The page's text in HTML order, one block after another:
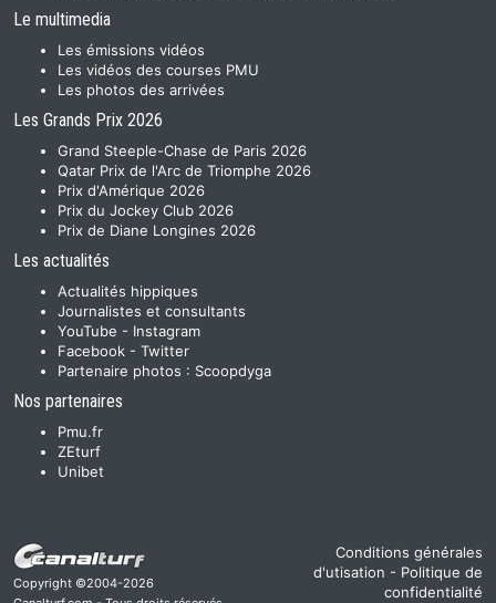
Le multimedia
Les émissions vidéos
Les vidéos des courses PMU
Les photos des arrivées
Les Grands Prix 2026
Grand Steeple-Chase de Paris 2026
Qatar Prix de l'Arc de Triomphe 2026
Prix d'Amérique 2026
Prix du Jockey Club 2026
Prix de Diane Longines 2026
Les actualités
Actualités hippiques
Journalistes et consultants
YouTube - Instagram
Facebook - Twitter
Partenaire photos : Scoopdyga
Nos partenaires
Pmu.fr
ZEturf
Unibet
Copyright ©2004-2026
Conditions générales
d'utisation - Politique de
confidentialité